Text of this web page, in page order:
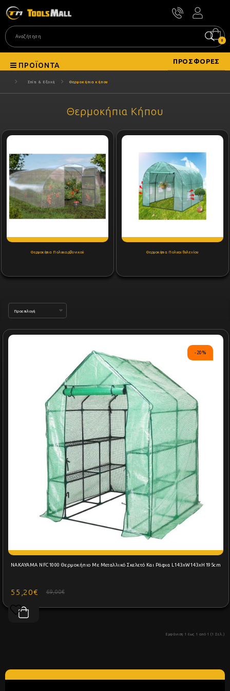
0
ΠΡΟΪΌΝΤΑ ΠΡΟΣΦΟΡΈΣ
Σπίτι & Εξοχή Θερμοκήπια κήπου
Θερμοκήπια Πολυκαρβονικού Θερμοκήπια Πολυαιθυλενίου
Θερμοκήπια Κήπου
-20%
NAKAYAMA NFC1000 Θερμοκήπιο Με Μεταλλικό Σκελετό Και Ράφια L143xW143xH195cm
55,20€ 69,00€
Εμφάνιση 1 έως 1 από 1 (1 Σελ.)